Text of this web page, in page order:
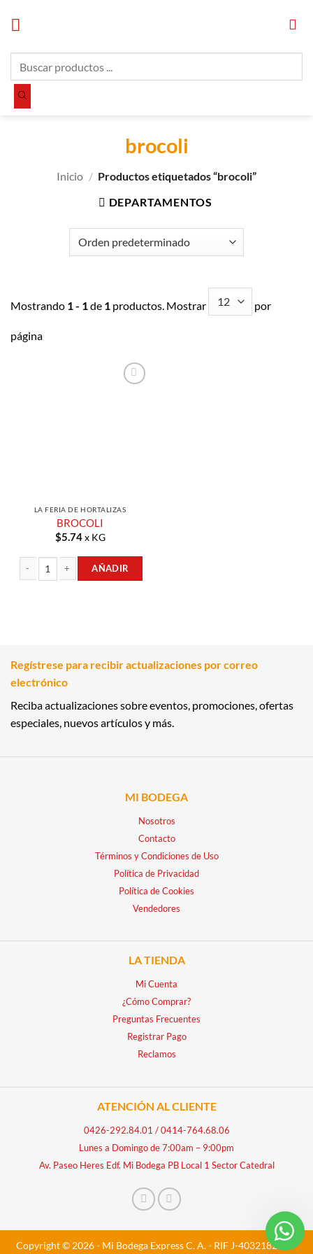
productos
brocoli
Inicio / Productos etiquetados “brocoli”
DEPARTAMENTOS
Mostrando 1 - 1 de 1 productos. Mostrar por
página
LA FERIA DE HORTALIZAS
BROCOLI
$5.74x KG
AÑADIR
Regístrese para recibir actualizaciones por correo
electrónico
Reciba actualizaciones sobre eventos, promociones, ofertas
especiales, nuevos artículos y más.
MI BODEGA
Nosotros
Contacto
Términos y Condiciones de Uso
Política de Privacidad
Política de Cookies
Vendedores
LA TIENDA
Mi Cuenta
¿Cómo Comprar?
Preguntas Frecuentes
Registrar Pago
Reclamos
ATENCIÓN AL CLIENTE
0426-292.84.01 /0414-764.68.06
Lunes a Domingo de 7:00am – 9:00pm
Av. Paseo Heres Edf. Mi Bodega PB Local 1 Sector Catedral
Copyright © 2026 - Mi Bodega Express C. A. - RIF J-40321828-5 -